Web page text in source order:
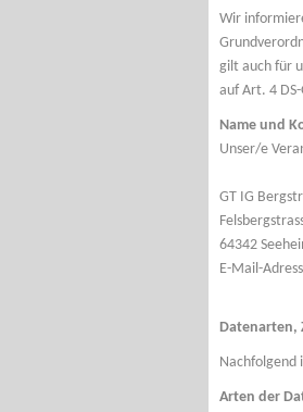
Wir
gilt auch für
auf Art. 4 DS-
Name und
Unser/e
GT IG
64342
E-Mail-
Datenarten,
Nachfolgend
Arten der